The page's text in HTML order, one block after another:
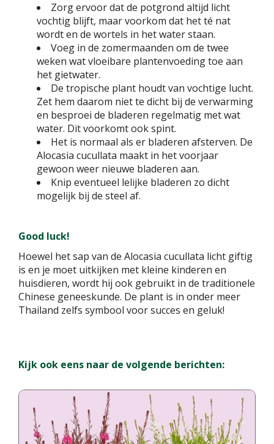
Zorg ervoor dat de potgrond altijd licht
vochtig blijft, maar voorkom dat het té nat
wordt en de wortels in het water staan.
Voeg in de zomermaanden om de twee
weken wat vloeibare plantenvoeding toe aan
het gietwater.
De tropische plant houdt van vochtige lucht.
Zet hem daarom niet te dicht bij de verwarming
en besproei de bladeren regelmatig met wat
water. Dit voorkomt ook spint.
Het is normaal als er bladeren afsterven. De
Alocasia cucullata maakt in het voorjaar
gewoon weer nieuwe bladeren aan.
Knip eventueel lelijke bladeren zo dicht
mogelijk bij de steel af.
Good luck!
Hoewel het sap van de Alocasia cucullata licht giftig
is en je moet uitkijken met kleine kinderen en
huisdieren, wordt hij ook gebruikt in de traditionele
Chinese geneeskunde. De plant is in onder meer
Thailand zelfs symbool voor succes en geluk!
Kijk ook eens naar de volgende berichten: